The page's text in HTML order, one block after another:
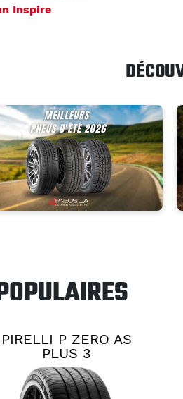
Inspire
PIRELLI P ZERO AS
PLUS 3